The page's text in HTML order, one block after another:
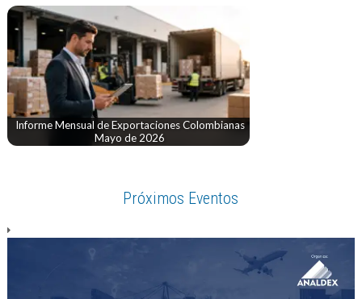
Informe Mensual de Exportaciones Colombianas
Mayo de 2026
Próximos Eventos